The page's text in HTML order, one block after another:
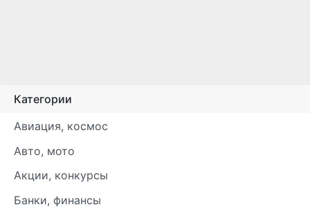
Категории
Авиация, космос
Авто, мото
Акции, конкурсы
Банки, финансы